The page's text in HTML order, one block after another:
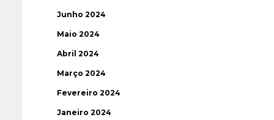
Junho 2024
Maio 2024
Abril 2024
Março 2024
Fevereiro 2024
Janeiro 2024